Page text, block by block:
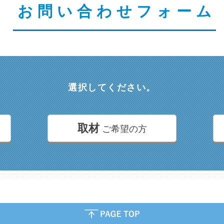
お問い合わせフォーム
選択してください。
取材 ご希望の方